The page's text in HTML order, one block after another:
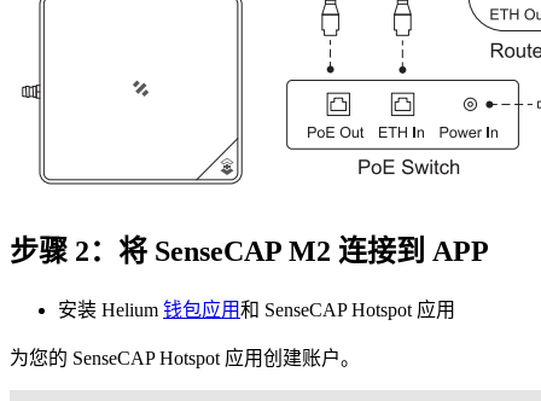
步骤 2：将 SenseCAP M2 连接到 APP
安装 Helium 钱包应用和 SenseCAP Hotspot 应用
为您的 SenseCAP Hotspot 应用创建账户。